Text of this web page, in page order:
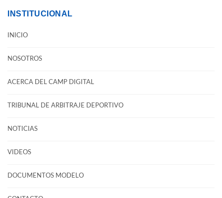
INSTITUCIONAL
INICIO
NOSOTROS
ACERCA DEL CAMP DIGITAL
TRIBUNAL DE ARBITRAJE DEPORTIVO
NOTICIAS
VIDEOS
DOCUMENTOS MODELO